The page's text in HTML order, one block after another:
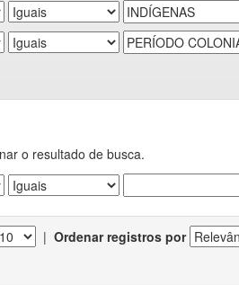
o resultado de busca.
| Ordenar registros por